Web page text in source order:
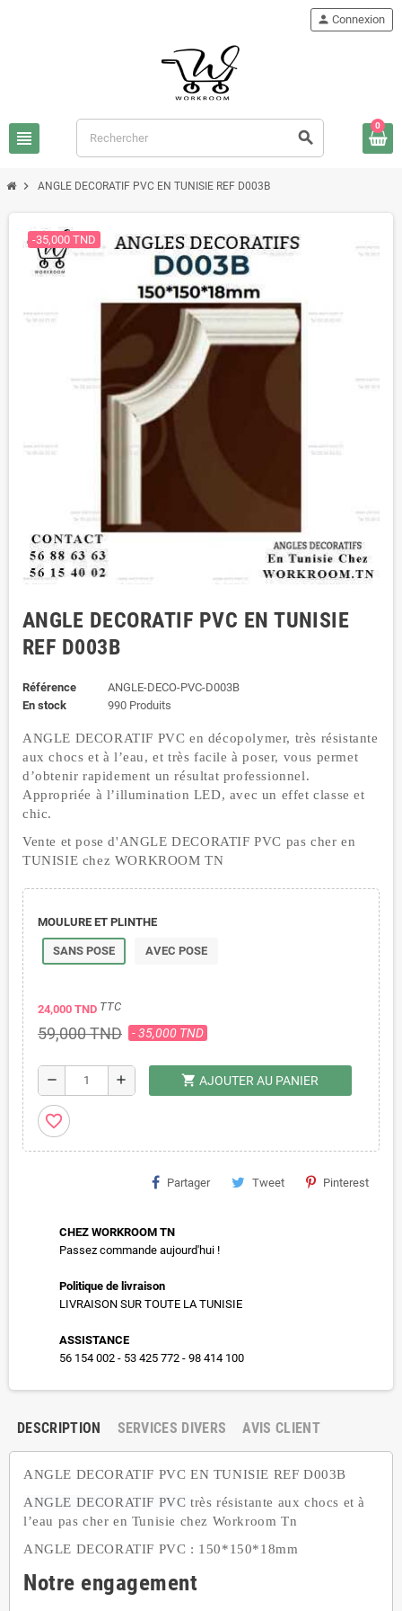
view_headline search
person Connexion
0
chevron_right ANGLE DECORATIF PVC EN TUNISIE REF D003B
-35,000 TND
ANGLE DECORATIF PVC EN TUNISIE
REF D003B
Référence
ANGLE-DECO-PVC-D003B
En stock
990 Produits
ANGLE DECORATIF PVC en décopolymer, très résistante
aux chocs et à l’eau, et très facile à poser, vous permet
d’obtenir rapidement un résultat professionnel.
Appropriée à l’illumination LED, avec un effet classe et
chic.
Vente et pose d'ANGLE DECORATIF PVC pas cher en
TUNISIE chez WORKROOM TN
MOULURE ET PLINTHE
SANS POSE AVEC POSE
24,000 TND TTC
59,000 TND - 35,000 TND
remove add shopping_cart AJOUTER AU PANIER
favorite_border
Partager Tweet Pinterest
CHEZ WORKROOM TN
Passez commande aujourd'hui !
Politique de livraison
LIVRAISON SUR TOUTE LA TUNISIE
ASSISTANCE
56 154 002 - 53 425 772 - 98 414 100
DESCRIPTION SERVICES DIVERS AVIS CLIENT
ANGLE DECORATIF PVC EN TUNISIE REF D003B
ANGLE DECORATIF PVCtrès résistante aux chocs et à
l’eau pas cher en Tunisie chez Workroom Tn
ANGLE DECORATIF PVC : 150*150*18mm
Notre engagement